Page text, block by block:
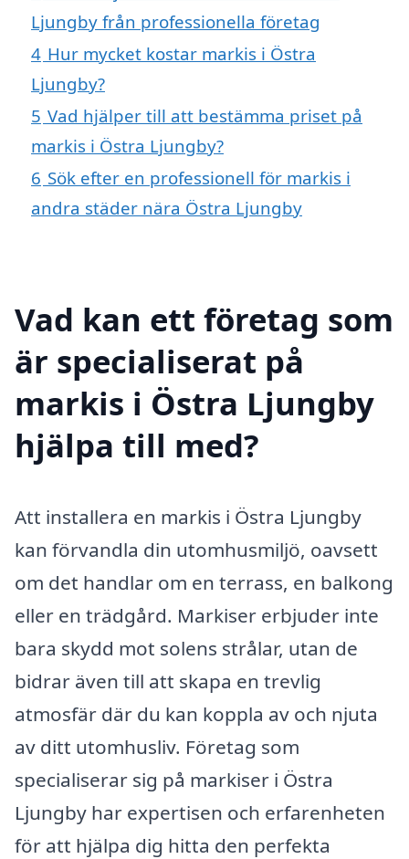
Ljungby från professionella företag
4 Hur mycket kostar markis i Östra
Ljungby?
5 Vad hjälper till att bestämma priset på
markis i Östra Ljungby?
6 Sök efter en professionell för markis i
andra städer nära Östra Ljungby
Vad kan ett företag som
är specialiserat på
markis i Östra Ljungby
hjälpa till med?
Att installera en markis i Östra Ljungby
kan förvandla din utomhusmiljö, oavsett
om det handlar om en terrass, en balkong
eller en trädgård. Markiser erbjuder inte
bara skydd mot solens strålar, utan de
bidrar även till att skapa en trevlig
atmosfär där du kan koppla av och njuta
av ditt utomhusliv. Företag som
specialiserar sig på markiser i Östra
Ljungby har expertisen och erfarenheten
för att hjälpa dig hitta den perfekta